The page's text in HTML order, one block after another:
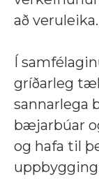
að veruleika.
Í
gríðarleg
sannarlega
bæjarbúar
og hafa til